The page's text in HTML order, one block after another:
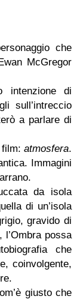
che
McGregor
intenzione di
sull’intreccio
a parlare di
atmosfera.
Immagini
da isola
di un’isola
gravido di
possa
che
coinvolgente,
giusto che